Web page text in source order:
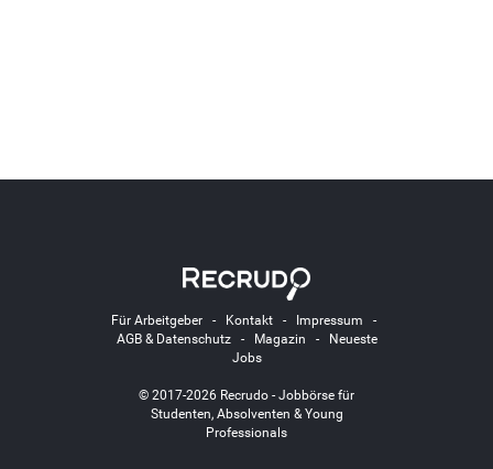
Für Arbeitgeber- Kontakt- Impressum -
AGB & Datenschutz- Magazin -
Neueste
Jobs
© 2017-2026 Recrudo - Jobbörse für
Studenten, Absolventen & Young
Professionals